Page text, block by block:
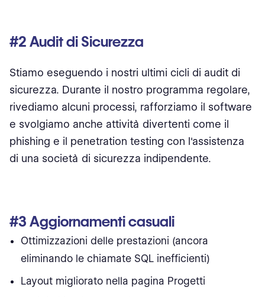
#2 Audit di Sicurezza
Stiamo eseguendo i nostri ultimi cicli di audit di
sicurezza. Durante il nostro programma regolare,
rivediamo alcuni processi, rafforziamo il software
e svolgiamo anche attività divertenti come il
phishing e il penetration testing con l'assistenza
di una società di sicurezza indipendente.
#3 Aggiornamenti casuali
Ottimizzazioni delle prestazioni (ancora
eliminando le chiamate SQL inefficienti)
Layout migliorato nella pagina Progetti